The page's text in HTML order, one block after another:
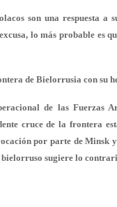
son una respuesta a
lo más probable es
de Bielorrusia con su
de las Fuerzas
cruce de la frontera
por parte de Minsk
sugiere lo